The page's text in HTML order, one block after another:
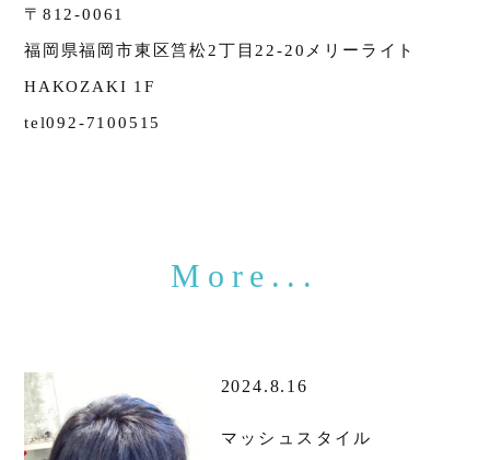
〒812-0061
福岡県福岡市東区筥松2丁目22-20メリーライト
HAKOZAKI 1F
tel092-7100515
2024.8.16
マッシュスタイル